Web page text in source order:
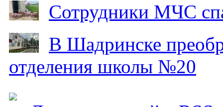
Сотрудники МЧС
В Шадринске
отделения школы №20